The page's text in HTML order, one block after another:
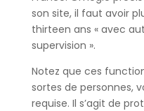
son site, il faut avoir
thirteen ans « avec
supervision ».
Notez que ces
sortes de personnes,
requise. Il s’agit de